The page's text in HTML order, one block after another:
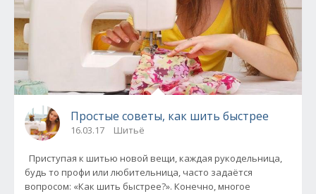
Простые советы, как шить быстрее
16.03.17 Шитьё
Приступая к шитью новой вещи, каждая рукодельница,
будь то профи или любительница, часто задаётся
вопросом: «Как шить быстрее?». Конечно, многое